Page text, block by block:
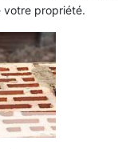
votre propriété.